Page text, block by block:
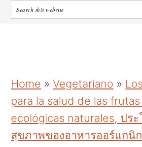
k
i
p
t
k
i
p
t
k
i
p
t
Home »Vegetariano »
para la salud de las
ecológicas naturales, ปร
สุขภาพของอาหารออร์แกนิก